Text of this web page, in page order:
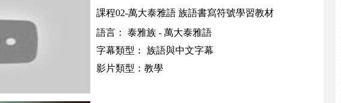
課程02-萬大泰雅語 族語書寫符號學習教材
語言： 泰雅族 - 萬大泰雅語
字幕類型： 族語與中文字幕
影片類型：教學